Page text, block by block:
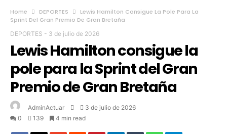
Home DEPORTES
Lewis Hamilton Consigue La Pole Para La
Sprint Del Gran Premio De Gran Bretaña
DEPORTES - 3 de julio de 2026
Lewis Hamilton consigue la
pole para la Sprint del Gran
Premio de Gran Bretaña
AdminActuar
3 de julio de 2026
0
139 4 min read